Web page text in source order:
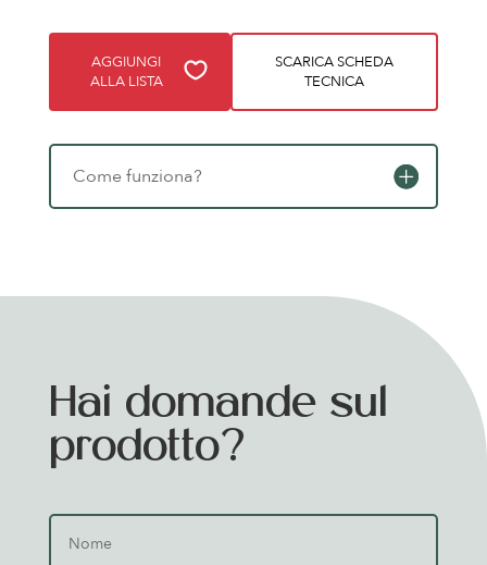
AGGIUNGI
ALLA LISTA
SCARICA SCHEDA
TECNICA
Come funziona?
Hai domande sul
prodotto?